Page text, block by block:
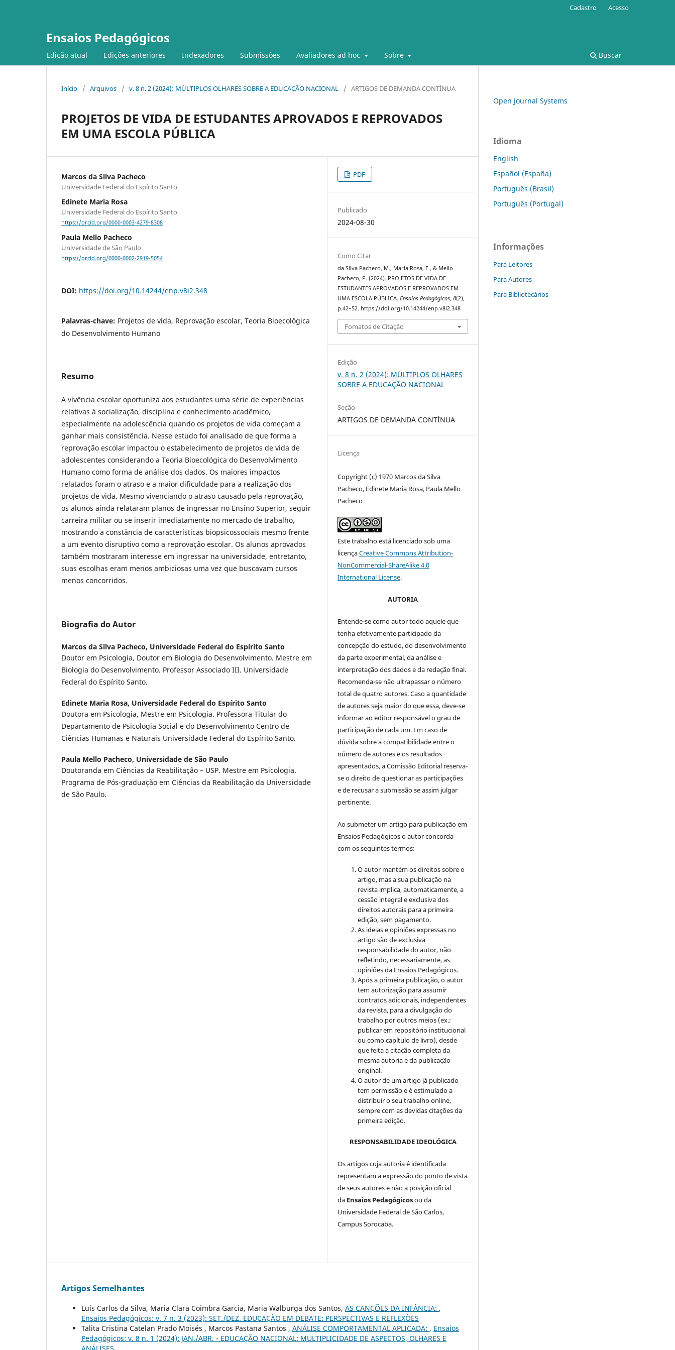
Ensaios Pedagógicos
Edição atual Edições anteriores Indexadores Submissões Avaliadores ad hoc Sobre Buscar
Cadastro Acesso
Início / Arquivos / v. 8 n. 2 (2024): MÚLTIPLOS OLHARES SOBRE A EDUCAÇÃO NACIONAL / ARTIGOS DE DEMANDA CONTÍNUA
PROJETOS DE VIDA DE ESTUDANTES APROVADOS E REPROVADOS
EM UMA ESCOLA PÚBLICA
Marcos da Silva Pacheco
Universidade Federal do Espírito Santo
Edinete Maria Rosa
Universidade Federal do Espírito Santo
https://orcid.org/0000-0003-4279-8308
Paula Mello Pacheco
Universidade de São Paulo
https://orcid.org/0000-0002-2919-5054
DOI: https://doi.org/10.14244/enp.v8i2.348
Palavras-chave: Projetos de vida, Reprovação escolar, Teoria Bioecol´ógica
do Desenvolvimento Humano
Resumo
A vivência escolar oportuniza aos estudantes uma série de experiências
relativas à socialização, disciplina e conhecimento acadêmico,
especialmente na adolescência quando os projetos de vida começam a
ganhar mais consistência. Nesse estudo foi analisado de que forma a
reprovação escolar impactou o estabelecimento de projetos de vida de
adolescentes considerando a Teoria Bioecológica do Desenvolvimento
Humano como forma de análise dos dados. Os maiores impactos
relatados foram o atraso e a maior dificuldade para a realização dos
projetos de vida. Mesmo vivenciando o atraso causado pela reprovação,
os alunos ainda relataram planos de ingressar no Ensino Superior, seguir
carreira militar ou se inserir imediatamente no mercado de trabalho,
mostrando a constância de características biopsicossociais mesmo frente
a um evento disruptivo como a reprovação escolar. Os alunos aprovados
também mostraram interesse em ingressar na universidade, entretanto,
suas escolhas eram menos ambiciosas uma vez que buscavam cursos
menos concorridos.
Biografia do Autor
Marcos da Silva Pacheco, Universidade Federal do Espírito Santo
Doutor em Psicologia, Doutor em Biologia do Desenvolvimento. Mestre em
Biologia do Desenvolvimento. Professor Associado III. Universidade
Federal do Espírito Santo.
Edinete Maria Rosa, Universidade Federal do Espírito Santo
Doutora em Psicologia, Mestre em Psicologia. Professora Titular do
Departamento de Psicologia Social e do Desenvolvimento Centro de
Ciências Humanas e Naturais Universidade Federal do Espírito Santo.
Paula Mello Pacheco, Universidade de São Paulo
Doutoranda em Ciências da Reabilitação – USP. Mestre em Psicologia.
Programa de Pós-graduação em Ciências da Reabilitação da Universidade
de São Paulo.
PDF
Publicado
2024-08-30
Como Citar
da Silva Pacheco, M., Maria Rosa, E., & Mello
Pacheco, P. (2024). PROJETOS DE VIDA DE
ESTUDANTES APROVADOS E REPROVADOS EM
UMA ESCOLA PÚBLICA.Ensaios Pedagógicos,8(2),
p.42–52. https://doi.org/10.14244/enp.v8i2.348
Fomatos de Citação
Edição
v. 8 n. 2 (2024): MÚLTIPLOS OLHARES
SOBRE A EDUCAÇÃO NACIONAL
Seção
ARTIGOS DE DEMANDA CONTÍNUA
Licença
Copyright (c) 1970 Marcos da Silva
Pacheco, Edinete Maria Rosa, Paula Mello
Pacheco
Este trabalho está licenciado sob uma
licençaCreative Commons Attribution-
NonCommercial-ShareAlike 4.0
International License.
AUTORIA
Entende-se como autor todo aquele que
tenha efetivamente participado da
concepção do estudo, do desenvolvimento
da parte experimental, da análise e
interpretação dos dados e da redação final.
Recomenda-se não ultrapassar o número
total de quatro autores. Caso a quantidade
de autores seja maior do que essa, deve-se
informar ao editor responsável o grau de
participação de cada um. Em caso de
dúvida sobre a compatibilidade entre o
número de autores e os resultados
apresentados, a Comissão Editorial reserva-
se o direito de questionar as participações
e de recusar a submissão se assim julgar
pertinente.
Ao submeter um artigo para publicação em
Ensaios Pedagógicos o autor concorda
com os seguintes termos:
O autor mantém os direitos sobre o
artigo, mas a sua publicação na
revista implica, automaticamente, a
cessão integral e exclusiva dos
direitos autorais para a primeira
edição, sem pagamento.
As ideias e opiniões expressas no
artigo são de exclusiva
responsabilidade do autor, não
refletindo, necessariamente, as
opiniões da Ensaios Pedagógicos.
Após a primeira publicação, o autor
tem autorização para assumir
contratos adicionais, independentes
da revista, para a divulgação do
trabalho por outros meios (ex.:
publicar em repositório institucional
ou como capítulo de livro), desde
que feita a citação completa da
mesma autoria e da publicação
original.
O autor de um artigo já publicado
tem permissão e é estimulado a
distribuir o seu trabalho online,
sempre com as devidas citações da
primeira edição.
RESPONSABILIDADE IDEOLÓGICA
Os artigos cuja autoria é identificada
representam a expressão do ponto de vista
de seus autores e não a posição oficial
da Ensaios Pedagógicosou da
Universidade Federal de São Carlos,
Campus Sorocaba.
Artigos Semelhantes
Luís Carlos da Silva, Maria Clara Coimbra Garcia, Maria Walburga dos Santos, AS CANÇÕES DA INFÂNCIA: ,
Ensaios Pedagógicos: v. 7 n. 3 (2023): SET./DEZ. EDUCAÇÃO EM DEBATE: PERSPECTIVAS E REFLEXÕES
Talita Cristina Catelan Prado Moisés , Marcos Pastana Santos , ANÁLISE COMPORTAMENTAL APLICADA: , Ensaios
Pedagógicos: v. 8 n. 1 (2024): JAN./ABR. - EDUCAÇÃO NACIONAL: MULTIPLICIDADE DE ASPECTOS, OLHARES E
Open Journal Systems
Idioma
English
Español (España)
Português (Brasil)
Português (Portugal)
Informações
Para Leitores
Para Autores
Para Bibliotecários